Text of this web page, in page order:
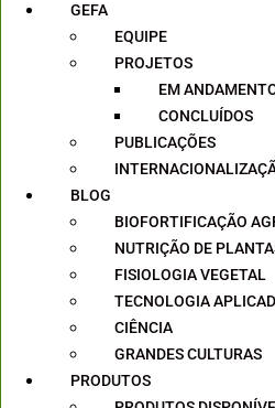
GEFA
EQUIPE
PROJETOS
EM
CONCLUÍDOS
PUBLICAÇÕES
BLOG
BIOFORTIFICAÇÃO
NUTRIÇÃO DE
FISIOLOGIA VEGETAL
TECNOLOGIA
CIÊNCIA
GRANDES CULTURAS
PRODUTOS